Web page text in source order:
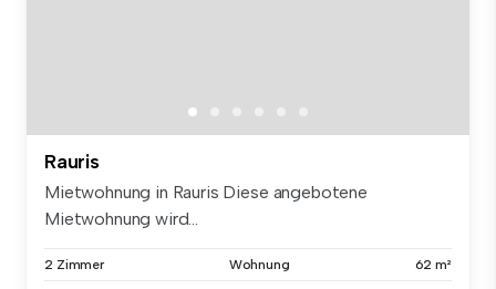
Rauris
Mietwohnung in Rauris Diese angebotene
Mietwohnung wird...
2 Zimmer Wohnung 62 m²